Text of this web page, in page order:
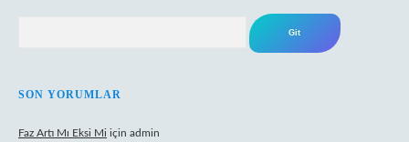
SON YORUMLAR
Faz Artı Mı Eksi Mi için admin